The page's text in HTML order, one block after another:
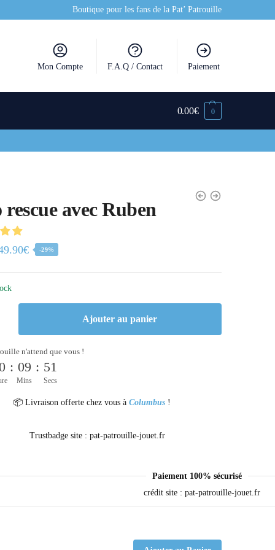
Boutique pour les fans de la Pat’ Patrouille
Mon Compte F.A.Q / Contact Paiement
0.00€ 0
avec Ruben
€ -29%
Ajouter au panier
n'attend que vous !
: 09
Mins
: 51
Secs
📦 Livraison offerte chez vous àColumbus !
Paiement 100% sécurisé